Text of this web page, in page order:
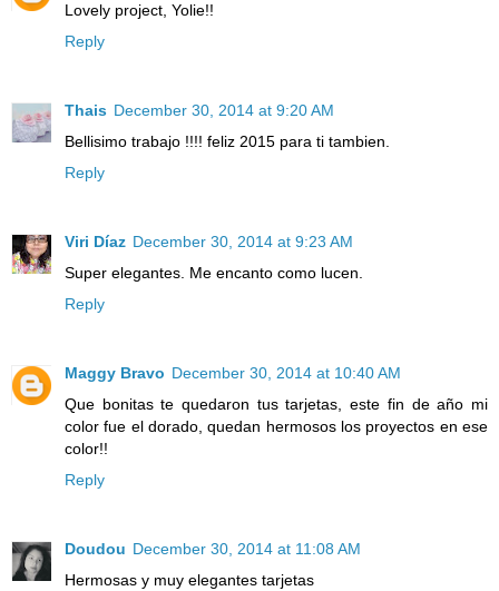
Lovely project, Yolie!!
Reply
Thais December 30, 2014 at 9:20 AM
Bellisimo trabajo !!!! feliz 2015 para ti tambien.
Reply
Viri Díaz December 30, 2014 at 9:23 AM
Super elegantes. Me encanto como lucen.
Reply
Maggy Bravo December 30, 2014 at 10:40 AM
Que bonitas te quedaron tus tarjetas, este fin de año mi
color fue el dorado, quedan hermosos los proyectos en ese
color!!
Reply
Doudou December 30, 2014 at 11:08 AM
Hermosas y muy elegantes tarjetas